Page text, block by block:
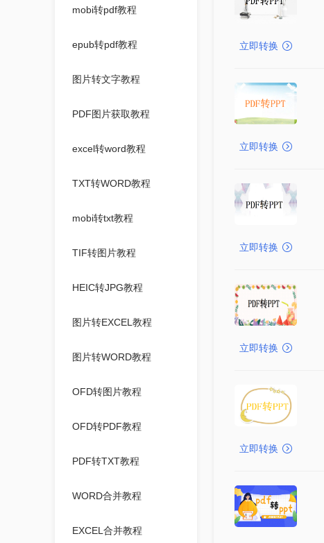
mobi转pdf教程
epub转pdf教程
图片转文字教程
PDF图片获取教程
excel转word教程
TXT转WORD教程
mobi转txt教程
TIF转图片教程
HEIC转JPG教程
图片转EXCEL教程
图片转WORD教程
OFD转图片教程
OFD转PDF教程
PDF转TXT教程
WORD合并教程
EXCEL合并教程
立即转换
立即转换
立即转换
立即转换
立即转换